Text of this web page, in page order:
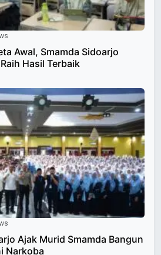
Awal, Smamda Sidoarjo
Hasil Terbaik
Ajak Murid Smamda Bangun
Narkoba